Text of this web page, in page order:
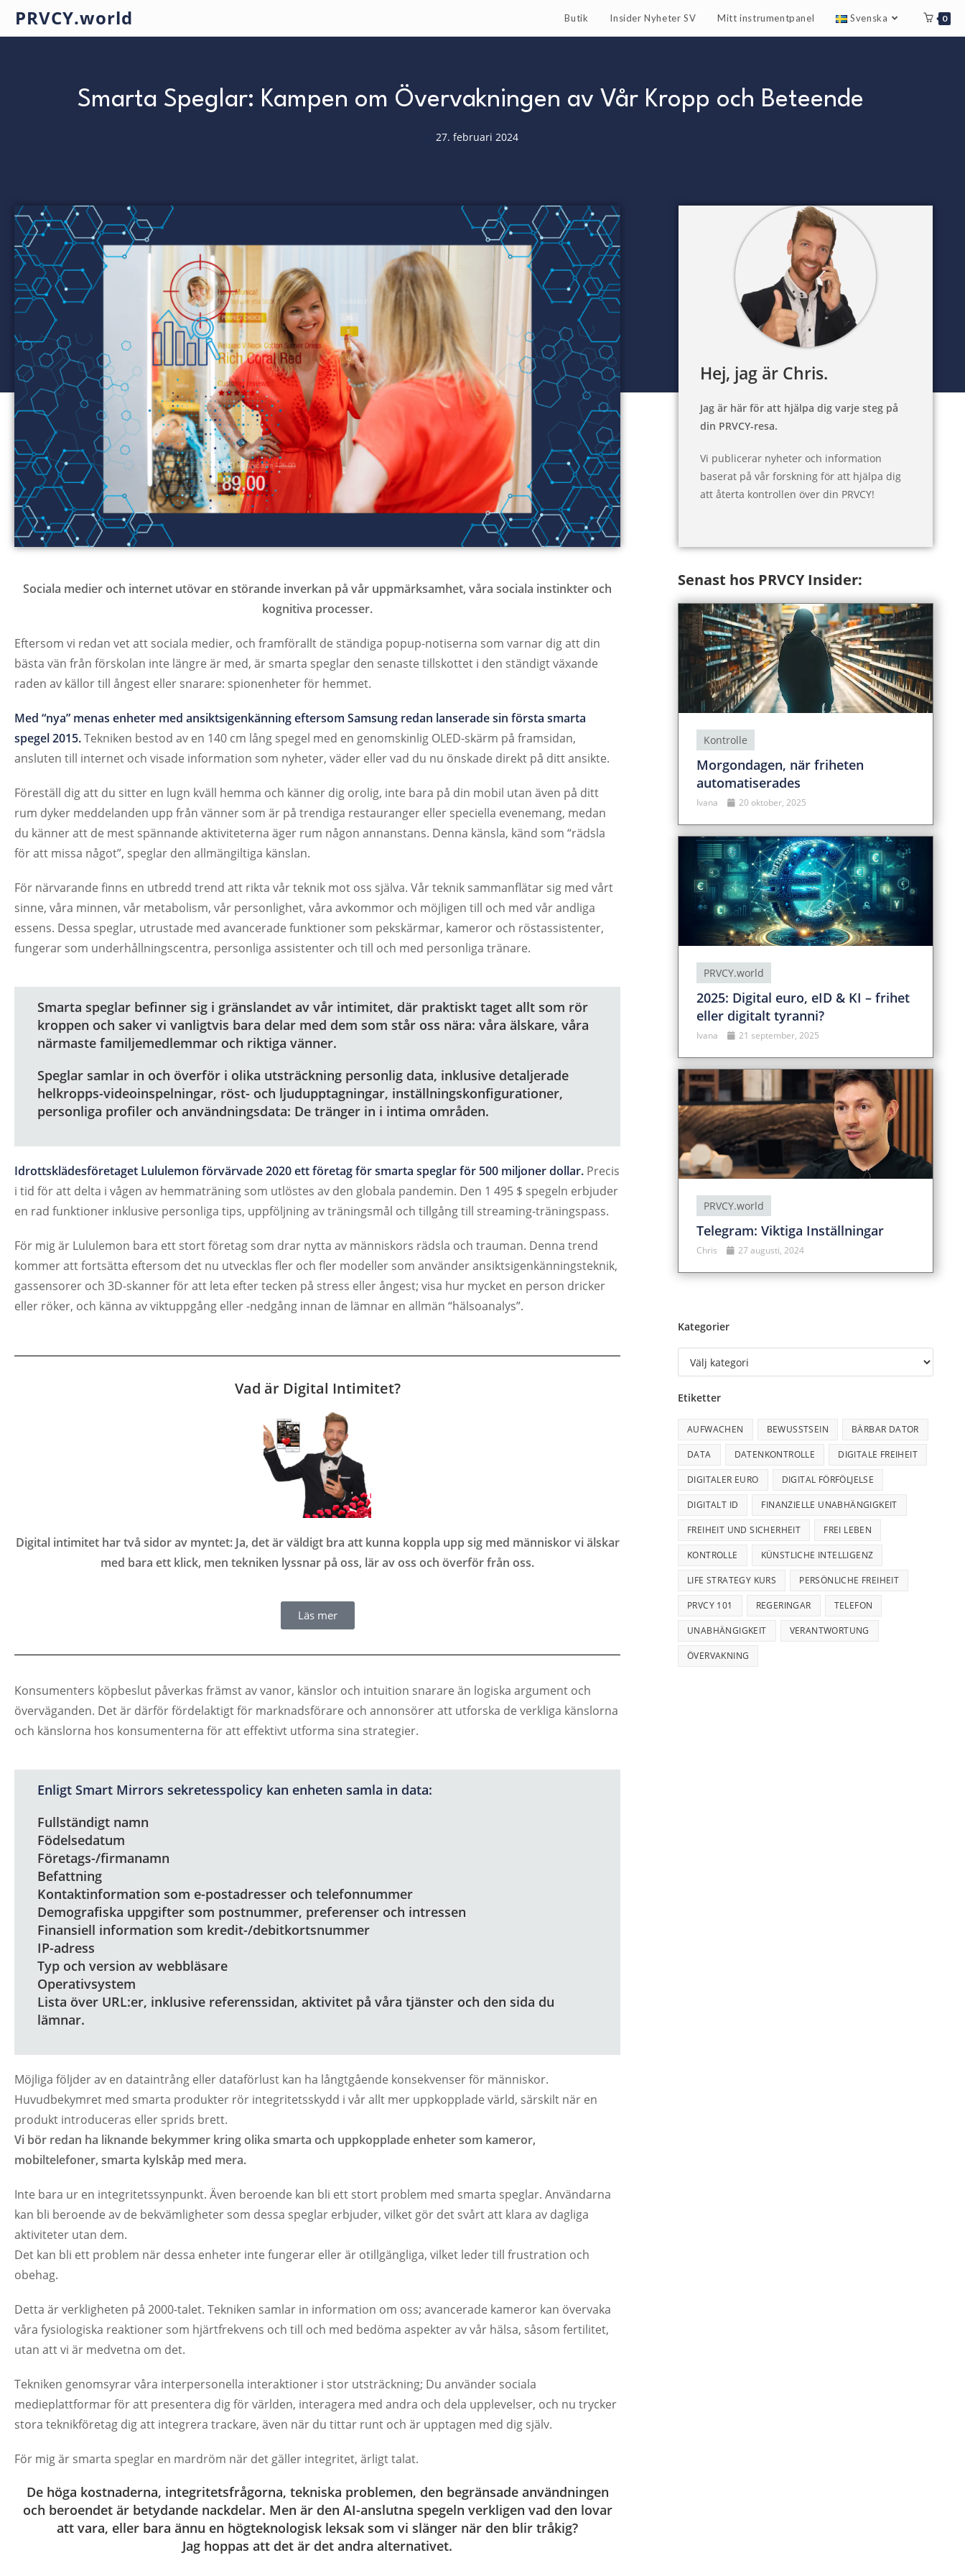
PRVCY.world Butik Insider Nyheter SV Mitt instrumentpanel Svenska 0
Smarta Speglar: Kampen om Övervakningen av Vår Kropp och Beteende
27. februari 2024
Hej, jag är Chris.
Jag är här för att hjälpa dig varje steg på
din PRVCY-resa.
Vi publicerar nyheter och information
baserat på vår forskning för att hjälpa dig
att återta kontrollen över din PRVCY!
Sociala medier och internet utövar en störande inverkan på vår uppmärksamhet, våra sociala instinkter och
kognitiva processer.
Eftersom vi redan vet att sociala medier, och framförallt de ständiga popup-notiserna som varnar dig att din
bästa vän från förskolan inte längre är med, är smarta speglar den senaste tillskottet i den ständigt växande
raden av källor till ångest eller snarare: spionenheter för hemmet.
Med “nya” menas enheter med ansiktsigenkänning eftersom Samsung redan lanserade sin första smarta
spegel 2015.Tekniken bestod av en 140 cm lång spegel med en genomskinlig OLED-skärm på framsidan,
ansluten till internet och visade information som nyheter, väder eller vad du nu önskade direkt på ditt ansikte.
Föreställ dig att du sitter en lugn kväll hemma och känner dig orolig, inte bara på din mobil utan även på ditt
rum dyker meddelanden upp från vänner som är på trendiga restauranger eller speciella evenemang, medan
du känner att de mest spännande aktiviteterna äger rum någon annanstans. Denna känsla, känd som “rädsla
för att missa något”, speglar den allmängiltiga känslan.
För närvarande finns en utbredd trend att rikta vår teknik mot oss själva. Vår teknik sammanflätar sig med vårt
sinne, våra minnen, vår metabolism, vår personlighet, våra avkommor och möjligen till och med vår andliga
essens. Dessa speglar, utrustade med avancerade funktioner som pekskärmar, kameror och röstassistenter,
fungerar som underhållningscentra, personliga assistenter och till och med personliga tränare.
Smarta speglar befinner sig i gränslandet av vår intimitet, där praktiskt taget allt som rör
kroppen och saker vi vanligtvis bara delar med dem som står oss nära: våra älskare, våra
närmaste familjemedlemmar och riktiga vänner.
Speglar samlar in och överför i olika utsträckning personlig data, inklusive detaljerade
helkropps-videoinspelningar, röst- och ljudupptagningar, inställningskonfigurationer,
personliga profiler och användningsdata: De tränger in i intima områden.
Idrottsklädesföretaget Lululemon förvärvade 2020 ett företag för smarta speglar för 500 miljoner dollar. Precis
i tid för att delta i vågen av hemmaträning som utlöstes av den globala pandemin. Den 1 495 $ spegeln erbjuder
en rad funktioner inklusive personliga tips, uppföljning av träningsmål och tillgång till streaming-träningspass.
För mig är Lululemon bara ett stort företag som drar nytta av människors rädsla och trauman. Denna trend
kommer att fortsätta eftersom det nu utvecklas fler och fler modeller som använder ansiktsigenkänningsteknik,
gassensorer och 3D-skanner för att leta efter tecken på stress eller ångest; visa hur mycket en person dricker
eller röker, och känna av viktuppgång eller -nedgång innan de lämnar en allmän “hälsoanalys”.
Vad är Digital Intimitet?
Digital intimitet har två sidor av myntet: Ja, det är väldigt bra att kunna koppla upp sig med människor vi älskar
med bara ett klick, men tekniken lyssnar på oss, lär av oss och överför från oss.
Läs mer
Konsumenters köpbeslut påverkas främst av vanor, känslor och intuition snarare än logiska argument och
överväganden. Det är därför fördelaktigt för marknadsförare och annonsörer att utforska de verkliga känslorna
och känslorna hos konsumenterna för att effektivt utforma sina strategier.
Enligt Smart Mirrors sekretesspolicy kan enheten samla in data:
Fullständigt namn
Födelsedatum
Företags-/firmanamn
Befattning
Kontaktinformation som e-postadresser och telefonnummer
Demografiska uppgifter som postnummer, preferenser och intressen
Finansiell information som kredit-/debitkortsnummer
IP-adress
Typ och version av webbläsare
Operativsystem
Lista över URL:er, inklusive referenssidan, aktivitet på våra tjänster och den sida du
lämnar.
Möjliga följder av en dataintrång eller dataförlust kan ha långtgående konsekvenser för människor.
Huvudbekymret med smarta produkter rör integritetsskydd i vår allt mer uppkopplade värld, särskilt när en
produkt introduceras eller sprids brett.
Vi bör redan ha liknande bekymmer kring olika smarta och uppkopplade enheter som kameror,
mobiltelefoner, smarta kylskåp med mera.
Inte bara ur en integritetssynpunkt. Även beroende kan bli ett stort problem med smarta speglar. Användarna
kan bli beroende av de bekvämligheter som dessa speglar erbjuder, vilket gör det svårt att klara av dagliga
aktiviteter utan dem.
Det kan bli ett problem när dessa enheter inte fungerar eller är otillgängliga, vilket leder till frustration och
obehag.
Detta är verkligheten på 2000-talet. Tekniken samlar in information om oss; avancerade kameror kan övervaka
våra fysiologiska reaktioner som hjärtfrekvens och till och med bedöma aspekter av vår hälsa, såsom fertilitet,
utan att vi är medvetna om det.
Tekniken genomsyrar våra interpersonella interaktioner i stor utsträckning; Du använder sociala
medieplattformar för att presentera dig för världen, interagera med andra och dela upplevelser, och nu trycker
stora teknikföretag dig att integrera trackare, även när du tittar runt och är upptagen med dig själv.
För mig är smarta speglar en mardröm när det gäller integritet, ärligt talat.
De höga kostnaderna, integritetsfrågorna, tekniska problemen, den begränsade användningen
och beroendet är betydande nackdelar. Men är den AI-anslutna spegeln verkligen vad den lovar
att vara, eller bara ännu en högteknologisk leksak som vi slänger när den blir tråkig?
Jag hoppas att det är det andra alternativet.
Senast hos PRVCY Insider:
Kontrolle
Morgondagen, när friheten
automatiserades
Ivana 20 oktober, 2025
PRVCY.world
2025: Digital euro, eID & KI – frihet
eller digitalt tyranni?
Ivana 21 september, 2025
PRVCY.world
Telegram: Viktiga Inställningar
Chris 27 augusti, 2024
Kategorier
Etiketter
AUFWACHEN BEWUSSTSEIN BÄRBAR DATOR
DATA DATENKONTROLLE DIGITALE FREIHEIT
DIGITALER EURO DIGITAL FÖRFÖLJELSE
DIGITALT ID FINANZIELLE UNABHÄNGIGKEIT
FREIHEIT UND SICHERHEIT FREI LEBEN
KONTROLLE KÜNSTLICHE INTELLIGENZ
LIFE STRATEGY KURS PERSÖNLICHE FREIHEIT
PRVCY 101 REGERINGAR TELEFON
UNABHÄNGIGKEIT VERANTWORTUNG
ÖVERVAKNING